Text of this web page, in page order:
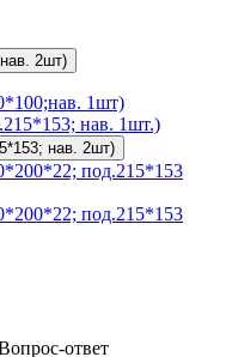
2шт)
1шт)
нав. 1шт.)
нав. 2шт)
под.215*153
под.215*153
ответ